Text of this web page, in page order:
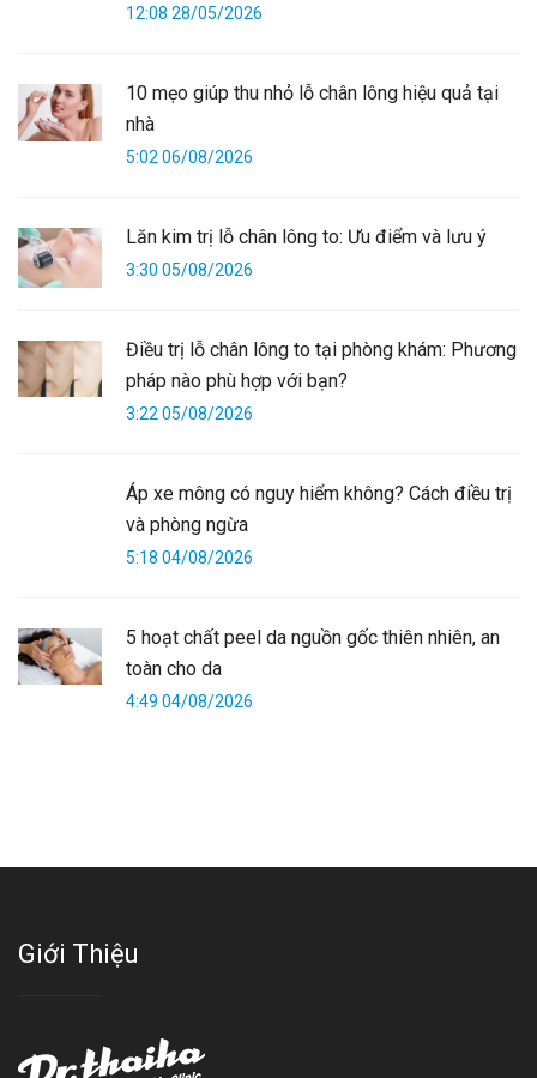
12:08 28/05/2026
10 mẹo giúp thu nhỏ lỗ chân lông hiệu quả tại
nhà
5:02 06/08/2026
Lăn kim trị lỗ chân lông to: Ưu điểm và lưu ý
3:30 05/08/2026
Điều trị lỗ chân lông to tại phòng khám: Phương
pháp nào phù hợp với bạn?
3:22 05/08/2026
Áp xe mông có nguy hiểm không? Cách điều trị
và phòng ngừa
5:18 04/08/2026
5 hoạt chất peel da nguồn gốc thiên nhiên, an
toàn cho da
4:49 04/08/2026
Giới Thiệu